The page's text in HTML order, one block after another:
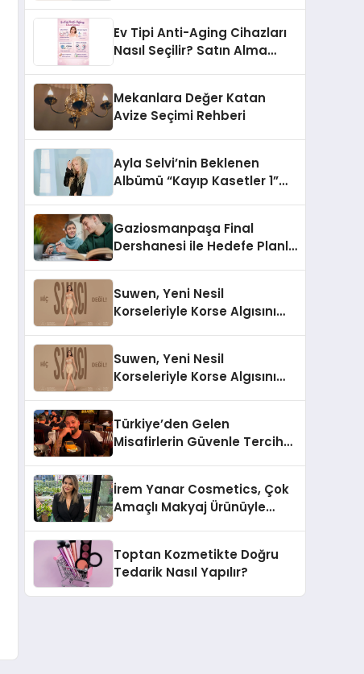
Ev Tipi Anti-Aging Cihazları
Nasıl Seçilir? Satın Alma
Mekanlara Değer Katan
Avize Seçimi Rehberi
Ayla Selvi’nin Beklenen
Albümü “Kayıp Kasetler 1”
Gaziosmanpaşa Final
Dershanesi ile Hedefe Planlı
Suwen, Yeni Nesil
Korseleriyle Korse Algısını
Suwen, Yeni Nesil
Korseleriyle Korse Algısını
Türkiye’den Gelen
Misafirlerin Güvenle Tercih
Dikkat Çekiyor
İrem Yanar Cosmetics, Çok
Amaçlı Makyaj Ürünüyle
Toptan Kozmetikte Doğru
Tedarik Nasıl Yapılır?